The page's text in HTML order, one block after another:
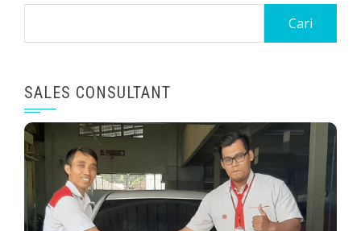
SALES CONSULTANT